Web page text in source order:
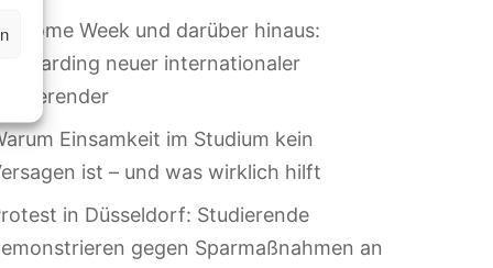
Week und darüber hinaus:
Onboarding neuer internationaler
Studierender
Einsamkeit im Studium kein
ist – und was wirklich hilft
in Düsseldorf: Studierende
gegen Sparmaßnahmen an